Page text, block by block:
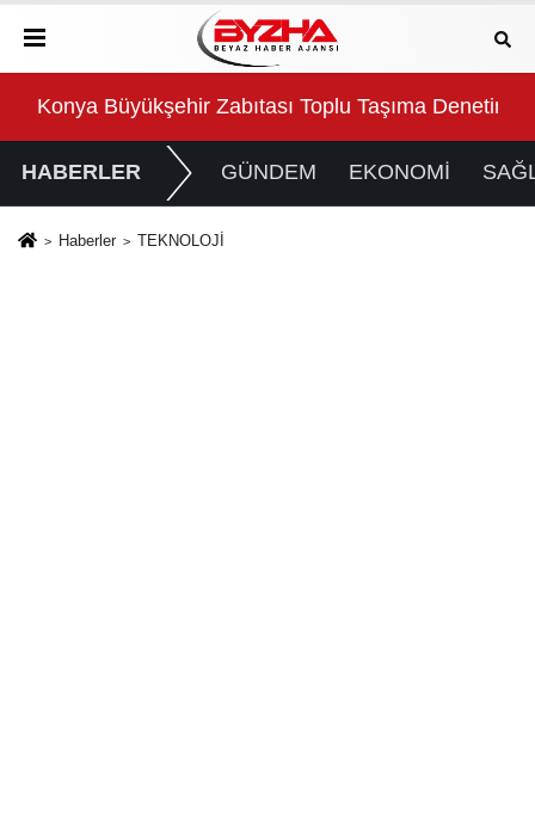
Aldı
Konya Büyükşehir Zabıtası Toplu Taşıma
HABERLER GÜNDEM EKONOMİ
Haberler TEKNOLOJİ